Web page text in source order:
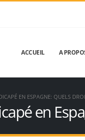
ACCUEIL A
EN ESPAGNE: QUELS
en